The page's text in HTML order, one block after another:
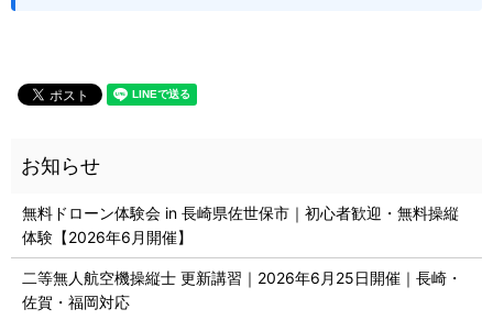
無料ドローン体験会 in 長崎県佐世保市｜初心者歓迎・無料操縦
体験【2026年6月開催】
二等無人航空機操縦士 更新講習｜2026年6月25日開催｜長崎・
佐賀・福岡対応